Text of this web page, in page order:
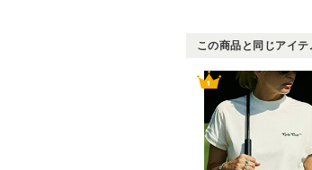
この商品と同じアイ